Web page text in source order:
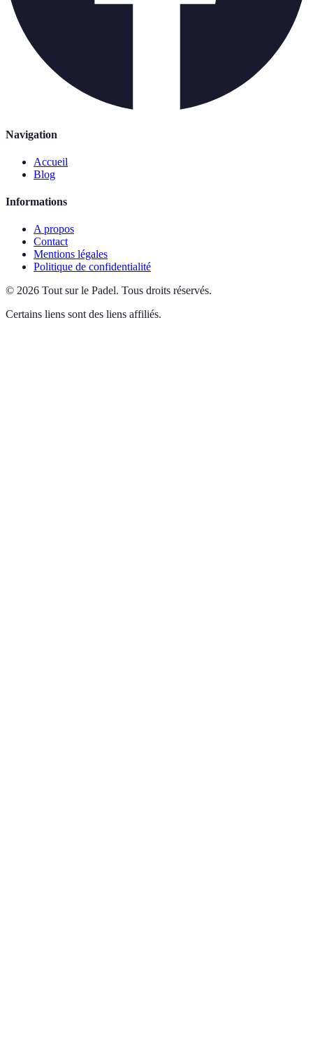
Navigation
Accueil
Blog
Informations
A propos
Contact
Mentions légales
Politique de confidentialité
© 2026 Tout sur le Padel. Tous droits réservés.
Certains liens sont des liens affiliés.